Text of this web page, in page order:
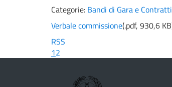
Categorie: Bandi di Gara e Contratti
Verbale commissione(.pdf, 930,6 KB
RSS
12